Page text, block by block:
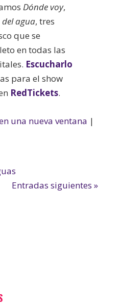
Dónde voy,
del agua, tres
que se
en todas las
Escucharlo
para el show
RedTickets.
una nueva ventana |
Entradas siguientes »